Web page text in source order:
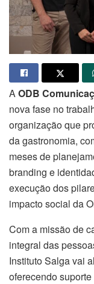
AODB
nova fase no
organização que
da gastronomia,
meses de
branding e
execução dos
impacto social da
Com a missão de
integral das
Instituto Salga vai
oferecendo